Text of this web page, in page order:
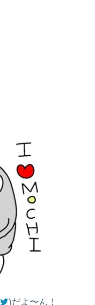
)だよ〜ん！